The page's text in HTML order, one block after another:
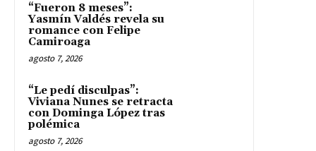
“Fueron 8 meses”:
Yasmín Valdés revela su
romance con Felipe
Camiroaga
agosto 7, 2026
“Le pedí disculpas”:
Viviana Nunes se retracta
con Dominga López tras
polémica
agosto 7, 2026